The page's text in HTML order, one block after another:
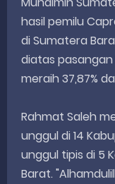
hasil pemilu
di Sumatera
diatas
meraih 37,87%
Rahmat Saleh
unggul di 14
unggul tipis di 5
Barat.